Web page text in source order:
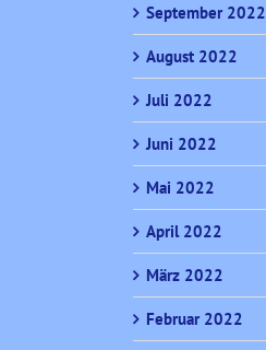
September 2022
August 2022
Juli 2022
Juni 2022
Mai 2022
April 2022
März 2022
Februar 2022